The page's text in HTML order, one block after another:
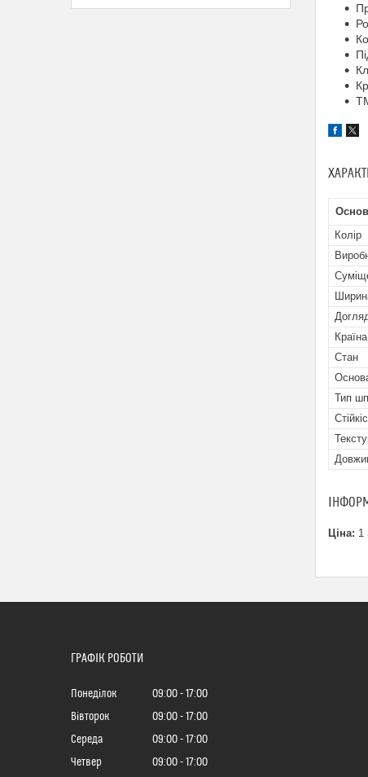
Колір
Стан
Тип
Ціна: 1
ГРАФІК РОБОТИ
Понеділок 09:00
17:00
Вівторок
09:00
17:00
Середа
09:00
17:00
Четвер
09:00 17:00